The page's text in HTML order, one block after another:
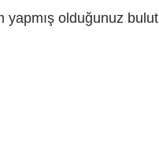
olduğunuz